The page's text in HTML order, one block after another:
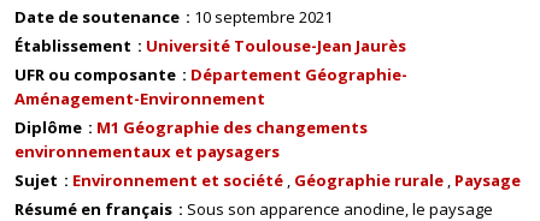
Date de soutenance
10 septembre 2021
Établissement
Université Toulouse-Jean Jaurès
UFR ou composante
Département Géographie-
Aménagement-Environnement
Diplôme
M1 Géographie des changements
environnementaux et paysagers
Sujet
Environnement et société Géographie rurale Paysage
Résumé en français
Sous son apparence anodine, le paysage